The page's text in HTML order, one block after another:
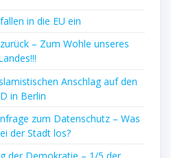
in die EU ein
– Zum Wohle unseres
Anschlag auf den
in Berlin
zum Datenschutz – Was
der Stadt los?